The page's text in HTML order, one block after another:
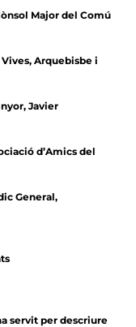
Major del Comú
Vives, Arquebisbe i
Javier
d’Amics del
General,
servit per descriure